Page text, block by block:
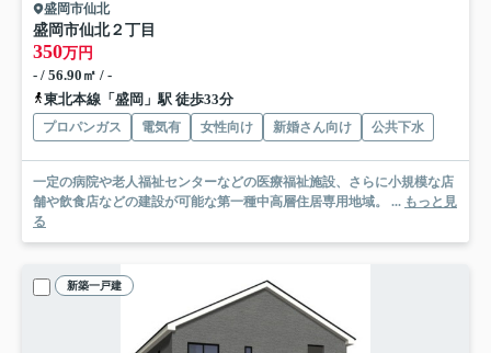
盛岡市仙北
盛岡市仙北２丁目
350万円
- / 56.90㎡ / -
東北本線「盛岡」駅 徒歩33分
プロパンガス 電気有 女性向け 新婚さん向け 公共下水
一定の病院や老人福祉センターなどの医療福祉施設、さらに小規模な店
舗や飲食店などの建設が可能な第一種中高層住居専用地域。 ... もっと見
る
新築一戸建